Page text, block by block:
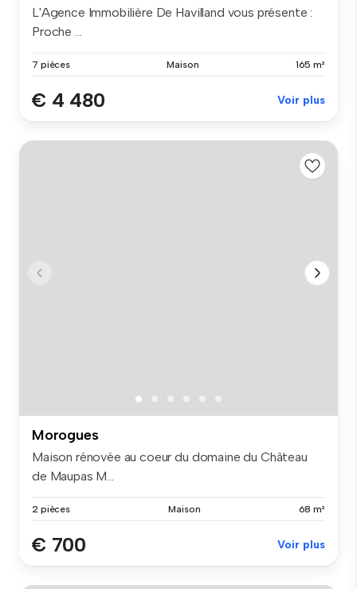
L'Agence Immobilière De Havilland vous présente :
Proche ...
7 pièces Maison 165 m²
€ 4 480 Voir plus
Morogues
Maison rénovée au coeur du domaine du Château
de Maupas M...
2 pièces Maison 68 m²
€ 700 Voir plus